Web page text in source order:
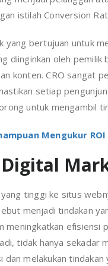
istilah Conversion
bertujuan untuk
diinginkan oleh
konten. CRO sangat
setiap
untuk mengambil
Mengukur
Digital
tinggi ke situs
menjadi tindakan
meningkatkan efisiensi
tidak hanya sekadar
melakukan tindakan